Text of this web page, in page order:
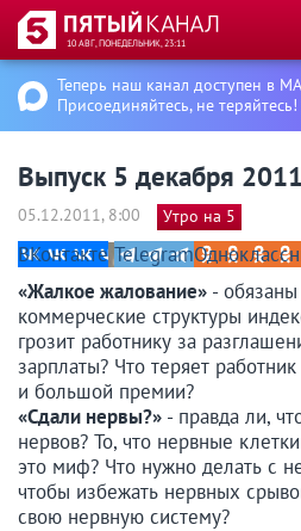
10 АВГ, ПОНЕДЕЛЬНИК, 23:11
Теперь наш канал доступен в
Присоединяйтесь, не теряйтесь!
Выпуск 5 декабря
05.12.2011, 8:00 Утро на 5
ВКонтакте Telegram
«Жалкое жалование» -
коммерческие структуры
грозит работнику за
зарплаты? Что теряет
и большой премии?
«Сдали нервы?» - правда ли,
нервов? То, что нервные
это миф? Что нужно делать с
чтобы избежать нервных
свою нервную систему?